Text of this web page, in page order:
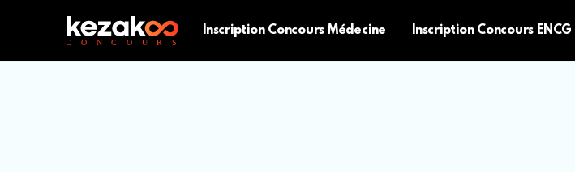
Inscription Concours Médecine Inscription Concours ENCG